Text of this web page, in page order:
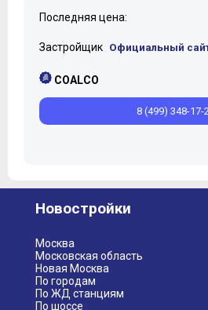
Последняя цена:
Застройщик Официальный
COALCO
8 (499) 348-17-
Новостройки
Москва
Московская область
Новая Москва
По городам
По ЖД станциям
По шоссе